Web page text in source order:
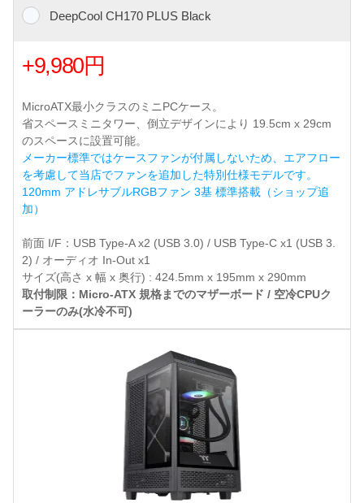
DeepCool CH170 PLUS Black
+9,980円
MicroATX最小クラスのミニPCケース。
省スペースミニタワー、倒立デザインにより 19.5cm x 29cm
のスペースに設置可能。
メーカー標準ではケースファンが付属しないため、エアフロー
を考慮して当店でファンを追加した特別仕様モデルです。
120mm アドレサブルRGBファン 3基 標準搭載（ショップ追
加）
前面 I/F：USB Type-A x2 (USB 3.0) / USB Type-C x1 (USB 3.
2) / オーディオ In-Out x1
サイズ(高さ x 幅 x 奥行) : 424.5mm x 195mm x 290mm
取付制限：Micro-ATX 規格までのマザーボード / 空冷CPUク
ーラーのみ(水冷不可)